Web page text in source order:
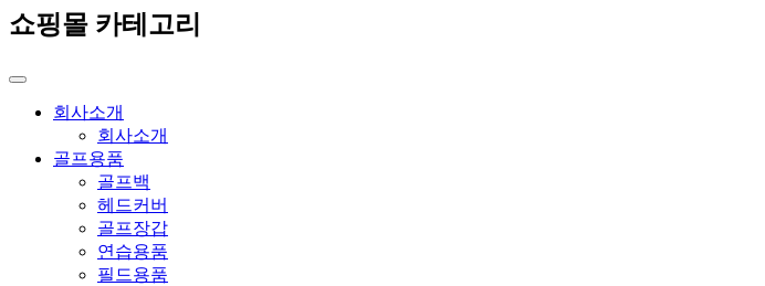
쇼핑몰 카테고리
회사소개
회사소개
골프용품
골프백
헤드커버
골프장갑
연습용품
필드용품